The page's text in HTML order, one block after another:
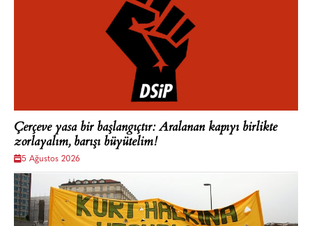
Çerçeve yasa bir başlangıçtır: Aralanan kapıyı birlikte
zorlayalım, barışı büyütelim!
5 Ağustos 2026